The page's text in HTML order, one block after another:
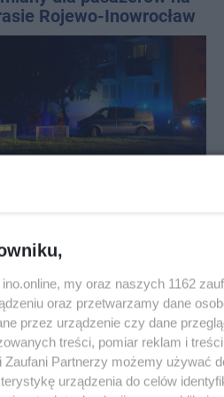
Rojewo-Inowrocław
września pierwszy
mecz Noteci. Znamy
my oraz naszych 1162
oraz przetwarzamy dane
przez urządzenie czy dane
treści, pomiar reklam i
Partnerzy możemy używać
urządzenia do celów